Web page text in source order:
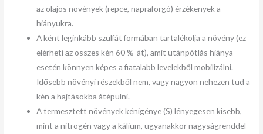
az olajos növények (repce, napraforgó) érzékenyek a
hiányukra.
A ként leginkább szulfát formában tartalékolja a növény (ez
elérheti az összes kén 60 %-át), amit utánpótlás hiánya
esetén könnyen képes a fiatalabb levelekből mobilizálni.
Idősebb növényi részekből nem, vagy nagyon nehezen tud a
kén a hajtásokba átépülni.
A termesztett növények kénigénye (S) lényegesen kisebb,
mint a nitrogén vagy a kálium, ugyanakkor nagyságrenddel